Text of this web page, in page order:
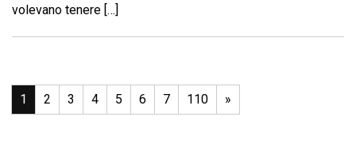
volevano tenere […]
1 2 3 4 5 6 7 110 »